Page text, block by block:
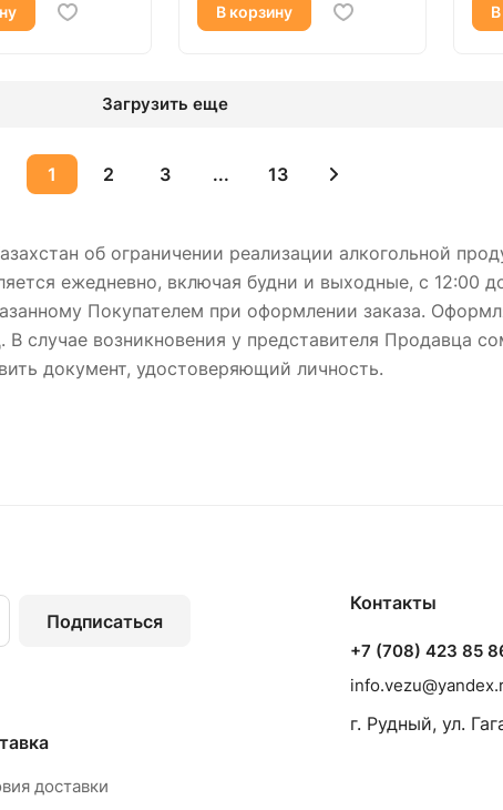
В корзину
Загрузить еще
1 2 3 ... 13
об ограничении реализации алкогольной
ежедневно, включая будни и выходные, с 12:00
Покупателем при оформлении заказа.
случае возникновения у представителя Продавца
документ, удостоверяющий личность.
Подписаться
доставки
Контакты
+7 (708) 423 85
г. Рудный, ул.